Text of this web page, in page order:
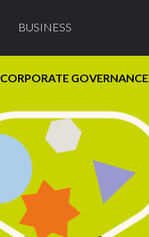
BUSINESS
CORPORATE GOVERNANCE